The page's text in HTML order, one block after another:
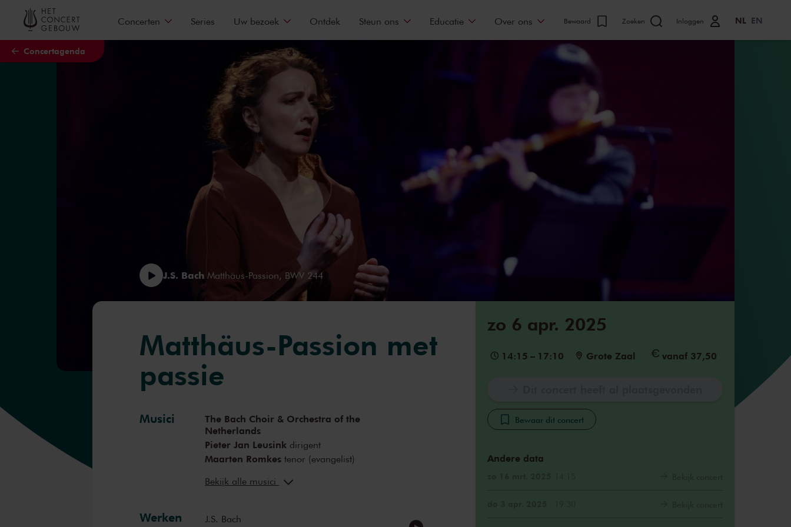
Naar hoofdcontent
Concertagenda
Concerten Series Uw bezoek Ontdek Steun ons Educatie Over ons Bewaard Zoeken Inloggen NL EN
zo 6 apr. 2025
14:15 – 17:10 Grote Zaal vanaf 37,50
Bewaar dit concert
Andere data
J.S. Bach Matthäus-Passion, BWV 244
Matthäus-Passion met
passie
Musici
The Bach Choir & Orchestra of the
Netherlands
Pieter Jan Leusink dirigent
Maarten Romkes tenor (evangelist)
Olga Zinovievasopraan
Ariel Sin Yu Lee
Bekijk alle musici
Werken J.S. Bach